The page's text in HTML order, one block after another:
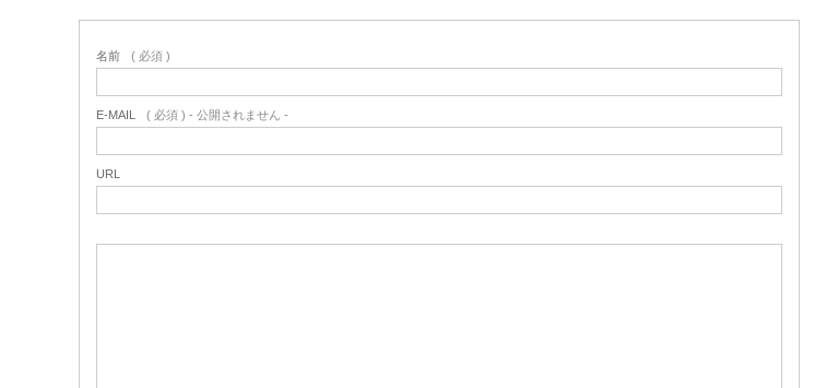
名前 ( 必須 )
E-MAIL ( 必須 ) - 公開されません -
URL